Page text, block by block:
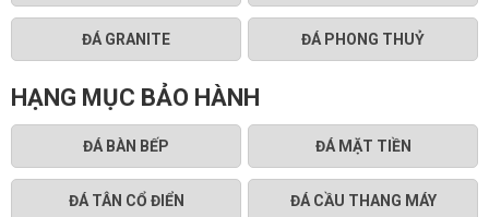
ĐÁ GRANITE ĐÁ PHONG THUỶ
HẠNG MỤC BẢO HÀNH
ĐÁ BÀN BẾP ĐÁ MẶT TIỀN
ĐÁ TÂN CỔ ĐIỂN ĐÁ CẦU THANG MÁY